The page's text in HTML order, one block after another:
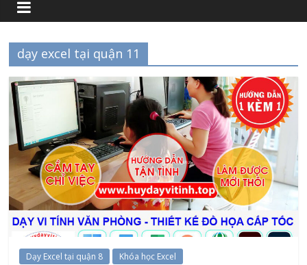
dạy excel tại quận 11
Dạy Excel tại quận 8 Khóa học Excel